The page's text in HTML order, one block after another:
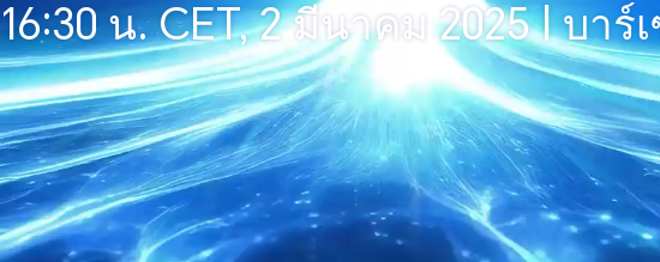
16:30 น. CET, 2 มีนาคม 2025 | บาร์